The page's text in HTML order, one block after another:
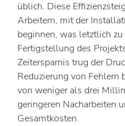
üblich. Diese
Arbeitern, mit der
beginnen, was letztlich
Fertigstellung des
Zeitersparnis trug der
Reduzierung von Fehlern
von weniger als drei
geringeren Nacharbeiten
Gesamtkosten.